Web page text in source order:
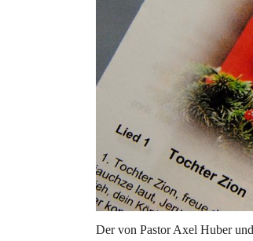
Der von Pastor Axel Huber